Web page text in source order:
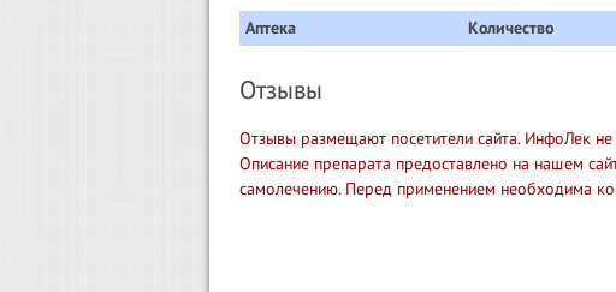
Аптека Количество
Отзывы
Отзывы размещают посетители сайта. ИнфоЛек
Описание препарата предоставлено на нашем
самолечению. Перед применением необходима